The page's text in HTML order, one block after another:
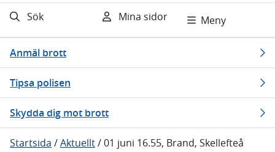
Sök Mina sidor Meny
Anmäl brott
Tipsa polisen
Skydda dig mot brott
Startsida /Aktuellt/01 juni 16.55, Brand, Skellefteå